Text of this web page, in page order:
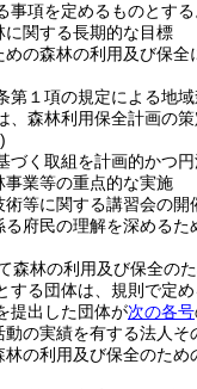
項を定めるものとする
関する長期的な目標
の森林の利用及び保全
１項の規定による地
、森林利用保全計画の
づく取組を計画的かつ
業等の重点的な実施
等に関する講習会の
府民の理解を深める
森林の利用及び保全の
る団体は、規則で定
提出した団体が次の各号
の実績を有する法人
の利用及び保全のた